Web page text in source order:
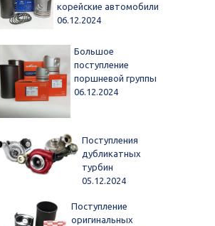
корейские автомобили
06.12.2024
Большое
поступление
поршневой группы
06.12.2024
Поступления
дубликатных
турбин
05.12.2024
Поступление
оригинальных